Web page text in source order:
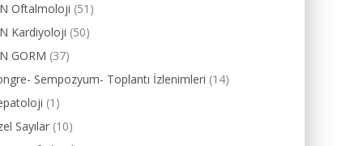
Oftalmoloji (51)
Kardiyoloji (50)
GORM (37)
Sempozyum- Toplantı İzlenimleri (14)
(1)
Sayılar (10)